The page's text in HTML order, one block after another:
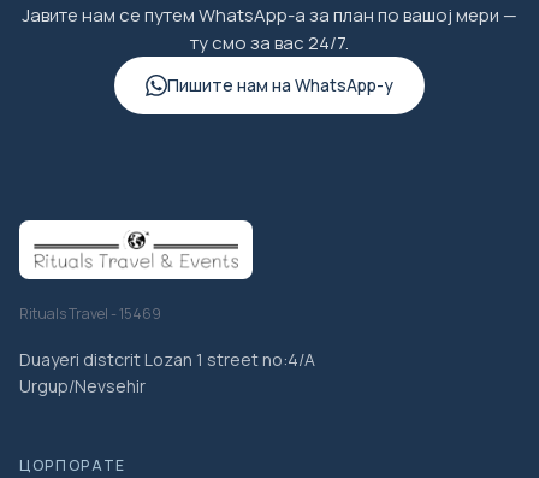
Јавите нам се путем WhatsApp-а за план по вашој мери —
ту смо за вас 24/7.
Пишите нам на WhatsApp-у
Rituals Travel - 15469
Duayeri distcrit Lozan 1 street no:4/A
Urgup/Nevsehir
ЦОРПОРАТЕ